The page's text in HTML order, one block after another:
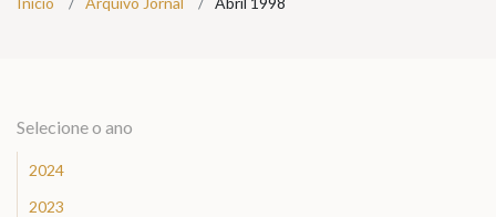
Selecione o ano
2024
2023